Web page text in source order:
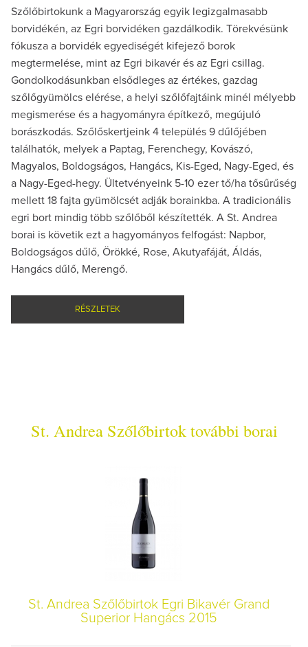
Szőlőbirtokunk a Magyarország egyik legizgalmasabb
borvidékén, az Egri borvidéken gazdálkodik. Törekvésünk
fókusza a borvidék egyediségét kifejező borok
megtermelése, mint az Egri bikavér és az Egri csillag.
Gondolkodásunkban elsődleges az értékes, gazdag
szőlőgyümölcs elérése, a helyi szőlőfajtáink minél mélyebb
megismerése és a hagyományra építkező, megújuló
borászkodás. Szőlőskertjeink 4 település 9 dűlőjében
találhatók, melyek a Paptag, Ferenchegy, Kovászó,
Magyalos, Boldogságos, Hangács, Kis-Eged, Nagy-Eged, és
a Nagy-Eged-hegy. Ültetvényeink 5-10 ezer tő/ha tősűrűség
mellett 18 fajta gyümölcsét adják borainkba. A tradicionális
egri bort mindig több szőlőből készítették. A St. Andrea
borai is követik ezt a hagyományos felfogást: Napbor,
Boldogságos dűlő, Örökké, Rose, Akutyafáját, Áldás,
Hangács dűlő, Merengő.
RÉSZLETEK
St. Andrea Szőlőbirtok további borai
St. Andrea Szőlőbirtok Egri Bikavér Grand
Superior Hangács 2015